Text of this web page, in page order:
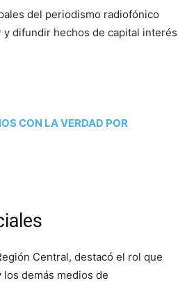
del periodismo radiofónico
y difundir hechos de capital interés
CON LA VERDAD POR
Central, destacó el rol que
demás medios de